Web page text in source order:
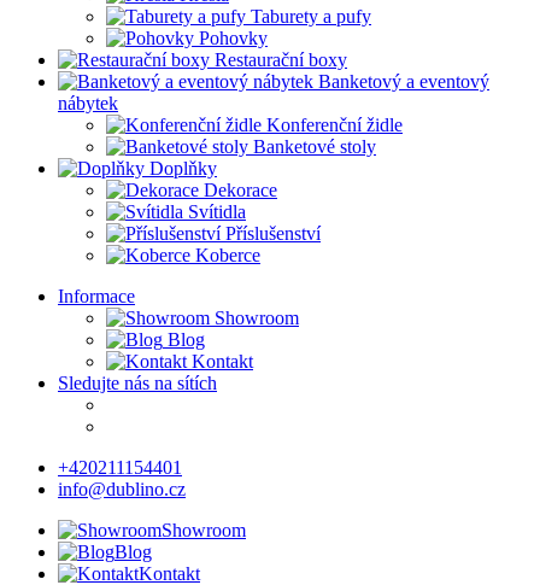
Taburety a pufy
Pohovky
Restaurační boxy
Banketový a eventový
nábytek
Konferenční židle
Banketové stoly
Doplňky
Dekorace
Svítidla
Příslušenství
Koberce
Informace
Showroom
Blog
Kontakt
Sledujte nás na sítích
+420211154401
info@dublino.cz
Showroom
Blog
Kontakt